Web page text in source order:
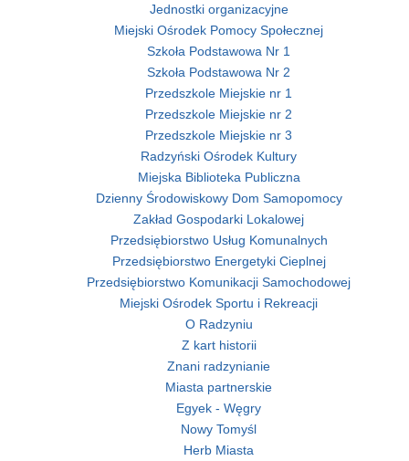
Jednostki organizacyjne
Miejski Ośrodek Pomocy Społecznej
Szkoła Podstawowa Nr 1
Szkoła Podstawowa Nr 2
Przedszkole Miejskie nr 1
Przedszkole Miejskie nr 2
Przedszkole Miejskie nr 3
Radzyński Ośrodek Kultury
Miejska Biblioteka Publiczna
Dzienny Środowiskowy Dom Samopomocy
Zakład Gospodarki Lokalowej
Przedsiębiorstwo Usług Komunalnych
Przedsiębiorstwo Energetyki Cieplnej
Przedsiębiorstwo Komunikacji Samochodowej
Miejski Ośrodek Sportu i Rekreacji
O Radzyniu
Z kart historii
Znani radzynianie
Miasta partnerskie
Egyek - Węgry
Nowy Tomyśl
Herb Miasta